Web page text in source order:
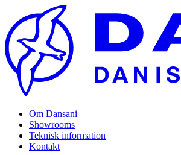
Om Dansani
Showrooms
Teknisk information
Kontakt